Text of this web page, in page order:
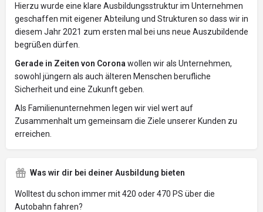
Hierzu wurde eine klare Ausbildungsstruktur im Unternehmen
geschaffen mit eigener Abteilung und Strukturen so dass wir in
diesem Jahr 2021 zum ersten mal bei uns neue Auszubildende
begrüßen dürfen.
Gerade in Zeiten von Corona wollen wir als Unternehmen,
sowohl jüngern als auch älteren Menschen berufliche
Sicherheit und eine Zukunft geben.
Als Familienunternehmen legen wir viel wert auf
Zusammenhalt um gemeinsam die Ziele unserer Kunden zu
erreichen.
Was wir dir bei deiner Ausbildung bieten
Wolltest du schon immer mit 420 oder 470 PS über die
Autobahn fahren?